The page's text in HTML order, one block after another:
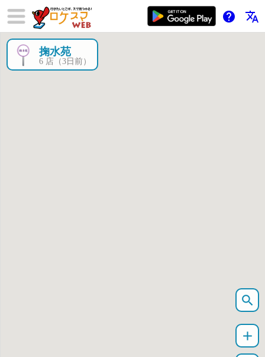
help translate
掬水苑
6 店（3日前）
search
add